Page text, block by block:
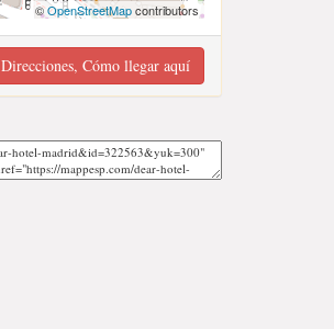
©OpenStreetMapcontributors
Direcciones, Cómo llegar aquí